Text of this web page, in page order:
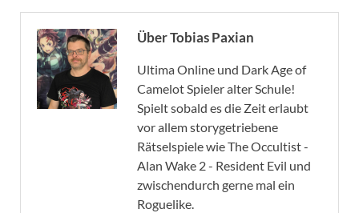
Über Tobias Paxian
Ultima Online und Dark Age of
Camelot Spieler alter Schule!
Spielt sobald es die Zeit erlaubt
vor allem storygetriebene
Rätselspiele wie The Occultist -
Alan Wake 2 - Resident Evil und
zwischendurch gerne mal ein
Roguelike.